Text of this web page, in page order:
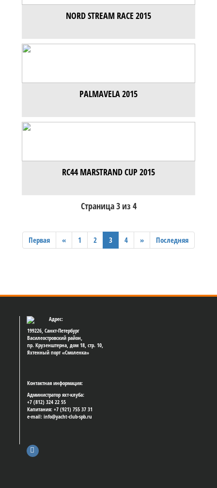
NORD STREAM RACE 2015
PALMAVELA 2015
RC44 MARSTRAND CUP 2015
Страница 3 из 4
Первая « 1 2 3 4 » Последняя
Адрес:
199226, Санкт-Петербург
Василеостровский район,
пр. Крузенштерна, дом 18, стр. 10,
Яхтенный порт «Смоленка»
Контактная информация:
Администратор яхт-клуба:
+7 (812) 324 22 55
Капитания: +7 (921) 755 37 31
e-mail: info@yacht-club-spb.ru